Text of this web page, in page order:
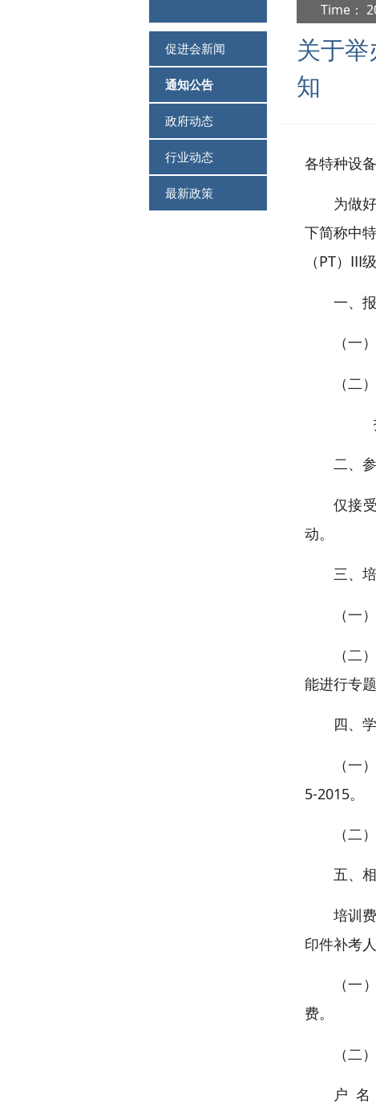
促进会新闻
通知公告
政府动态
行业动态
最新政策
Time：
关于
知
各特种设
为做
下简称中
（PT）Ⅲ
一、
（一
（二
报
二、
仅接
动。
三、
（一
（二
能进行专题
四、
（一
5-2015。
（二
五、
培训
印件补考
（一
费。
（二
户 名